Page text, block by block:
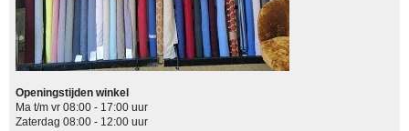
Openingstijden winkel
Ma t/m vr 08:00 - 17:00 uur
Zaterdag 08:00 - 12:00 uur